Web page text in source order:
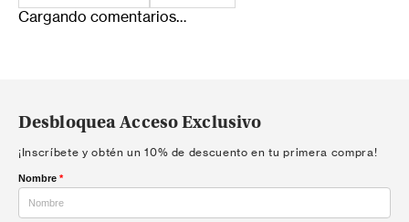
Cargando comentarios…
Desbloquea Acceso Exclusivo
¡Inscríbete y obtén un 10% de descuento en tu primera compra!
Nombre *